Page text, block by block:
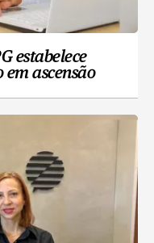
estabelece
ascensão